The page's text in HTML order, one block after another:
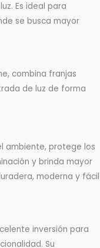
Es ideal para
se busca mayor
combina franjas
de luz de forma
ambiente, protege los
y brinda mayor
moderna y fácil
inversión para
Su